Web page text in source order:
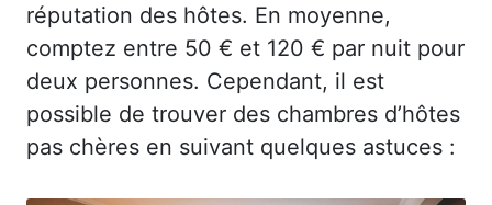
réputation des hôtes. En moyenne,
comptez entre 50 € et 120 € par nuit pour
deux personnes. Cependant, il est
possible de trouver des chambres d’hôtes
pas chères en suivant quelques astuces :